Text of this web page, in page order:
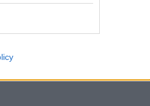
Többek között ezeket a